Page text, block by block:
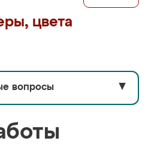
цвета
вопросы ▼